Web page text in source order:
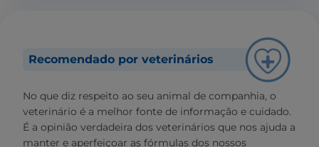
Recomendado por veterinários
No que diz respeito ao seu animal de companhia, o
veterinário é a melhor fonte de informação e cuidado.
É a opinião verdadeira dos veterinários que nos ajuda a
manter e aperfeiçoar as fórmulas dos nossos